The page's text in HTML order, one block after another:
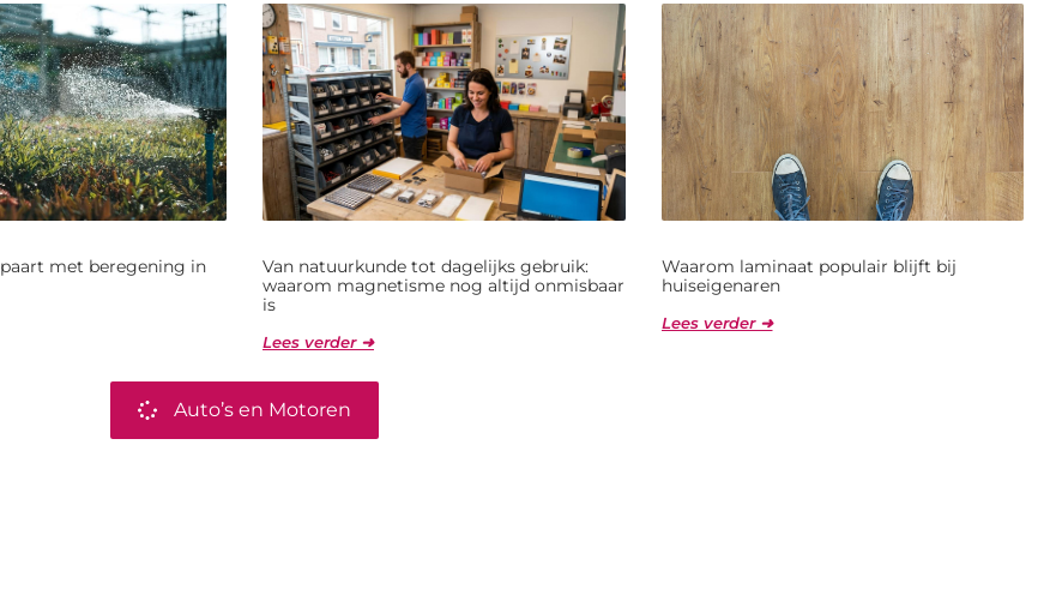
met beregening in
Van natuurkunde tot dagelijks gebruik:
waarom magnetisme nog altijd onmisbaar
is
Lees verder ➜
Waarom laminaat populair blijft bij
huiseigenaren
Lees verder ➜
Auto’s en Motoren